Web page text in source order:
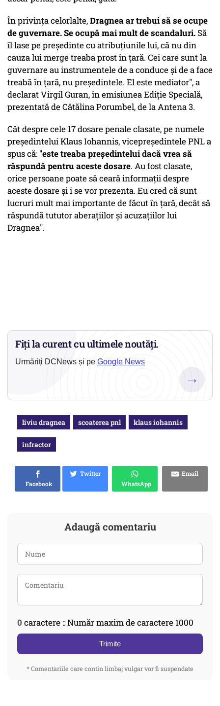
În privinţa celorlalte,Dragnea ar trebui să se ocupe
de guvernare. Se ocupă mai mult de scandaluri. Să
îl lase pe preşedinte cu atribuţiunile lui, că nu din
cauza lui merge treaba prost în ţară. Cei care sunt la
guvernare au instrumentele de a conduce şi de a face
treabă în țară, nu președintele. El este mediator", a
declarat Virgil Guran,în emisiuneaEdiție Specială,
prezentată de Cătălina Porumbel, de la Antena 3.
Cât despre cele 17 dosare penale clasate, pe numele
președintelui Klaus Iohannis, vicepreședintele PNL a
spus că: "este treaba preşedintelui dacă vrea să
răspundă pentru aceste dosare. Au fost clasate,
orice persoane poate să ceară informații despre
aceste dosare şi i se vor prezenta. Eu cred că sunt
lucruri mult mai importante de făcut în ţară, decât să
răspundă tututor aberațiilor şi acuzaţiilor lui
Dragnea".
Fiți la curent cu ultimele noutăți.
Urmăriți DCNews și pe Google News
→
liviu dragnea scoaterea pnl klaus iohannis
infractor
Facebook
Twitter
WhatsApp
Email
Adaugă comentariu
0 caractere :: Număr maxim de caractere 1000
Trimite
* Comentariile care contin limbaj vulgar vor fi suspendate